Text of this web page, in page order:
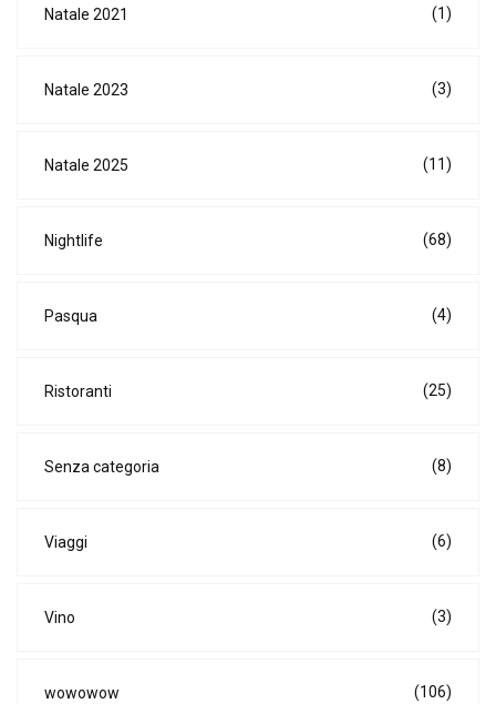
Natale 2021 (1)
Natale 2023 (3)
Natale 2025 (11)
Nightlife (68)
Pasqua (4)
Ristoranti (25)
Senza categoria (8)
Viaggi (6)
Vino (3)
wowowow (106)